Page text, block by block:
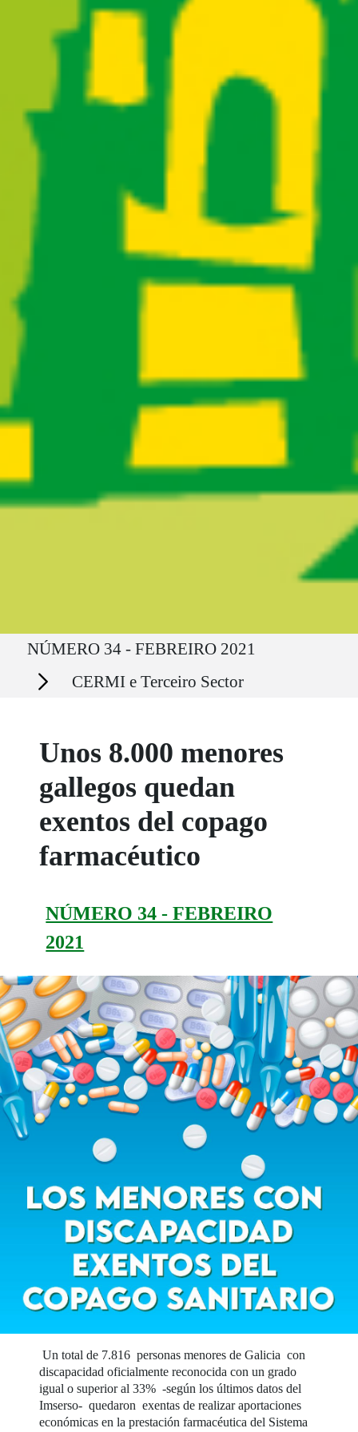
Ruta del sitio
NÚMERO 34 - FEBREIRO 2021
Secciones CERMI e Terceiro Sector
Unos 8.000 menores
gallegos quedan
exentos del copago
farmacéutico
NÚMERO 34 - FEBREIRO
2021
Un total de 7.816 personas menores de Galicia con
discapacidad oficialmente reconocida con un grado
igual o superior al 33% -según los últimos datos del
Imserso- quedaron exentas de realizar aportaciones
económicas en la prestación farmacéutica del Sistema